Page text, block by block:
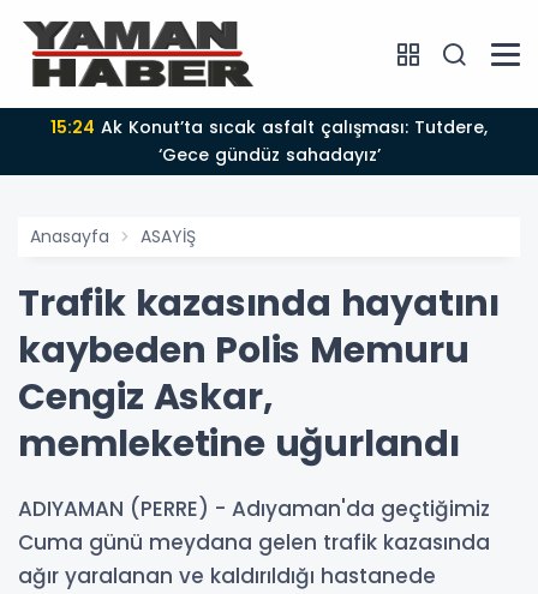
15:24
‘Gece gündüz sahadayız’
Anasayfa ASAYİŞ
Trafik kazasında hayatını
kaybeden Polis Memuru
Cengiz Askar,
memleketine uğurlandı
ADIYAMAN (PERRE) - Adıyaman'da geçtiğimiz
Cuma günü meydana gelen trafik kazasında
ağır yaralanan ve kaldırıldığı hastanede